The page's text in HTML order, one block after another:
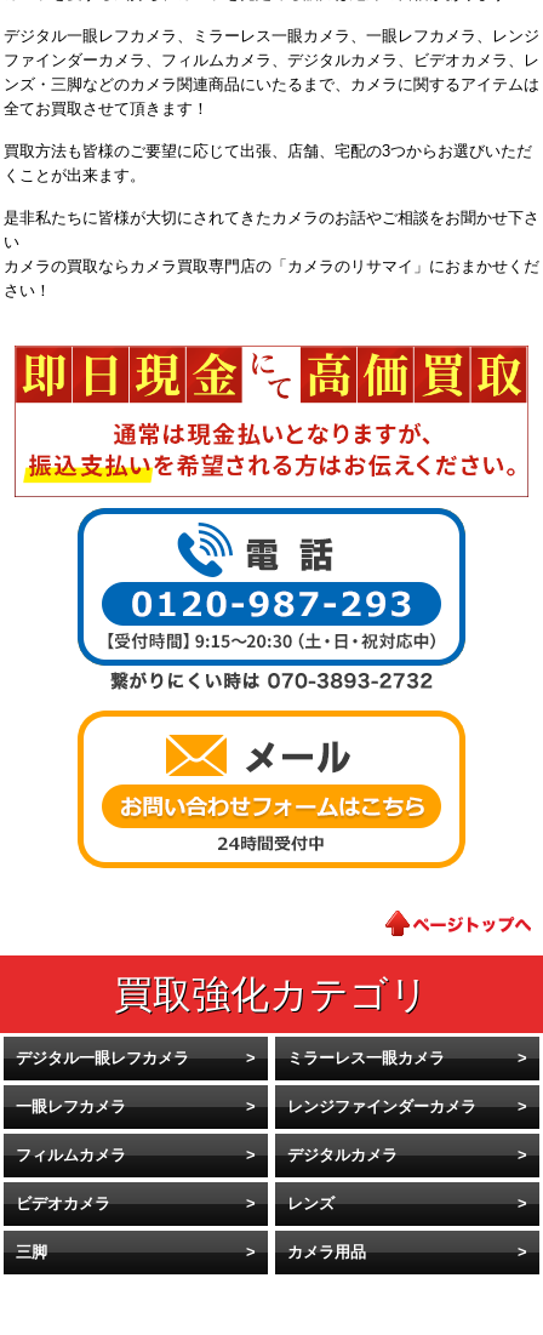
デジタル一眼レフカメラ、ミラーレス一眼カメラ、一眼レフカメラ、レンジ
ファインダーカメラ、フィルムカメラ、デジタルカメラ、ビデオカメラ、レ
ンズ・三脚などのカメラ関連商品にいたるまで、カメラに関するアイテムは
全てお買取させて頂きます！
買取方法も皆様のご要望に応じて出張、店舗、宅配の3つからお選びいただ
くことが出来ます。
是非私たちに皆様が大切にされてきたカメラのお話やご相談をお聞かせ下さ
い
カメラの買取ならカメラ買取専門店の「カメラのリサマイ」におまかせくだ
さい！
デジタル一眼レフカメラ ミラーレス一眼カメラ
一眼レフカメラ レンジファインダーカメラ
フィルムカメラ デジタルカメラ
ビデオカメラ レンズ
三脚 カメラ用品